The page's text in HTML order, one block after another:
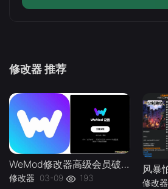
修改器 推荐
WeMod修改器高级会员破解版.综合类修改器软件解锁版-
修改器 03-09 193 修改器